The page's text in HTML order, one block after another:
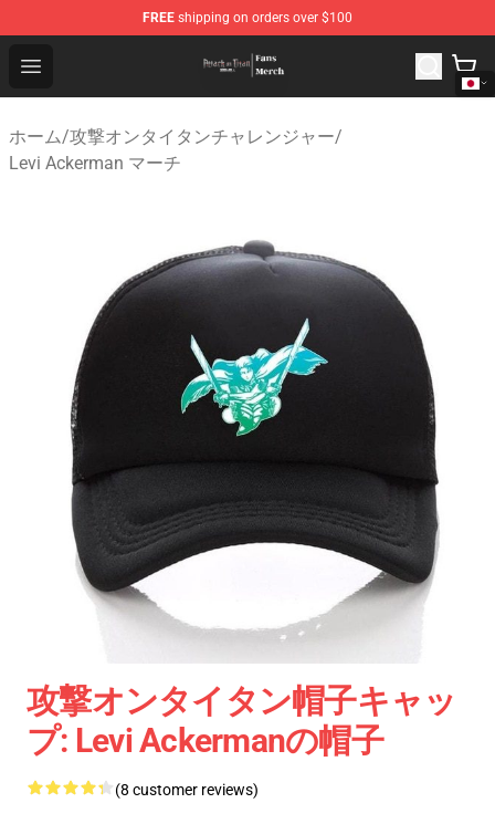
FREE shipping on orders over $100
Open menu
Attack On Titan Store - Official Attack On Titan
ホーム/攻撃オンタイタンチャレンジャー/
Levi Ackerman マーチ
攻撃オンタイタン帽子キャッ
プ: Levi Ackermanの帽子
(8 customer reviews)